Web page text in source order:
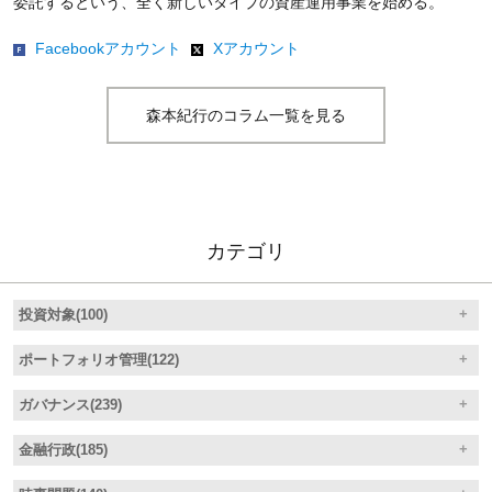
Facebookアカウント Xアカウント
森本紀行のコラム一覧を見る
カテゴリ
投資対象(100)
ポートフォリオ管理(122)
ガバナンス(239)
金融行政(185)